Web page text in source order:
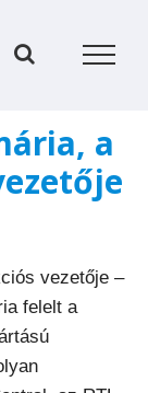
a
vezetője –
felelt a